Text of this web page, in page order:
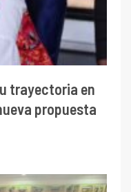
trayectoria en
propuesta